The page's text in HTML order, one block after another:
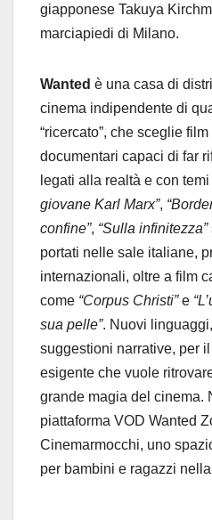
giapponese Takuya
marciapiedi di Milano.
Wanted è una casa di
cinema indipendente di
“ricercato”, che sceglie
documentari capaci di far
legati alla realtà e con
giovane Karl Marx”,
confine”, “Sulla infinitezza”
portati nelle sale italiane,
internazionali, oltre a film
come “Corpus Christi”e
sua pelle”. Nuovi
suggestioni narrative, per
esigente che vuole
grande magia del cinema.
piattaforma VOD Wanted
Cinemarmocchi, uno
per bambini e ragazzi